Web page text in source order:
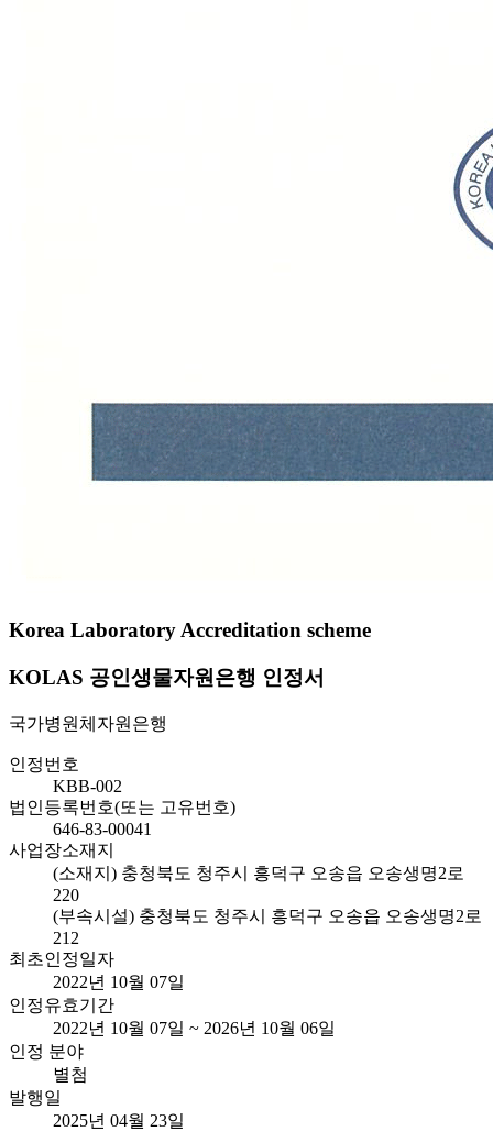
Korea Laboratory Accreditation scheme
KOLAS 공인생물자원은행 인정서
국가병원체자원은행
인정번호
KBB-002
법인등록번호(또는 고유번호)
646-83-00041
사업장소재지
(소재지) 충청북도 청주시 흥덕구 오송읍 오송생명2로
220
(부속시설) 충청북도 청주시 흥덕구 오송읍 오송생명2로
212
최초인정일자
2022년 10월 07일
인정유효기간
2022년 10월 07일 ~ 2026년 10월 06일
인정 분야
별첨
발행일
2025년 04월 23일